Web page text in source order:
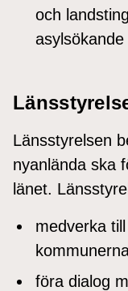
och
Länsstyrelsen
nyanlända ska
länet.
medverka
föra dialog